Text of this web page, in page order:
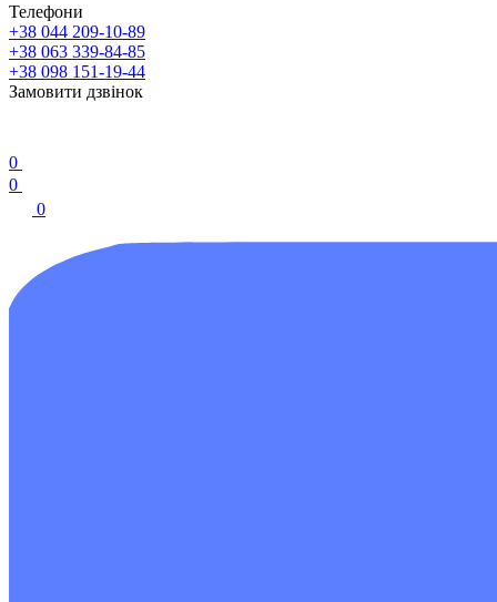
Телефони
+38 044 209-10-89
+38 063 339-84-85
+38 098 151-19-44
Замовити дзвінок
0
0
0